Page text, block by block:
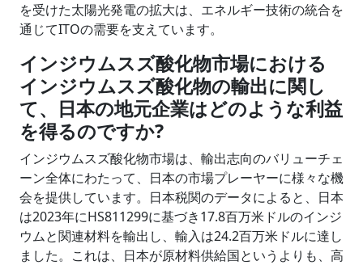
を受けた太陽光発電の拡大は、エネルギー技術の統合を
通じてITOの需要を支えています。
インジウムスズ酸化物市場における
インジウムスズ酸化物の輸出に関し
て、日本の地元企業はどのような利益
を得るのですか?
インジウムスズ酸化物市場は、輸出志向のバリューチェ
ーン全体にわたって、日本の市場プレーヤーに様々な機
会を提供しています。日本税関のデータによると、日本
は2023年にHS811299に基づき17.8百万米ドルのインジ
ウムと関連材料を輸出し、輸入は24.2百万米ドルに達し
ました。これは、日本が原材料供給国というよりも、高